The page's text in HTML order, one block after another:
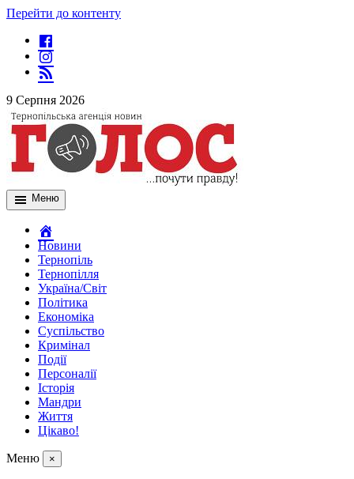
Перейти до контенту
9 Серпня 2026
Меню
Новини
Тернопіль
Тернопілля
Україна/Світ
Політика
Економіка
Суспільство
Кримінал
Події
Персоналії
Історія
Мандри
Життя
Цікаво!
Меню ×